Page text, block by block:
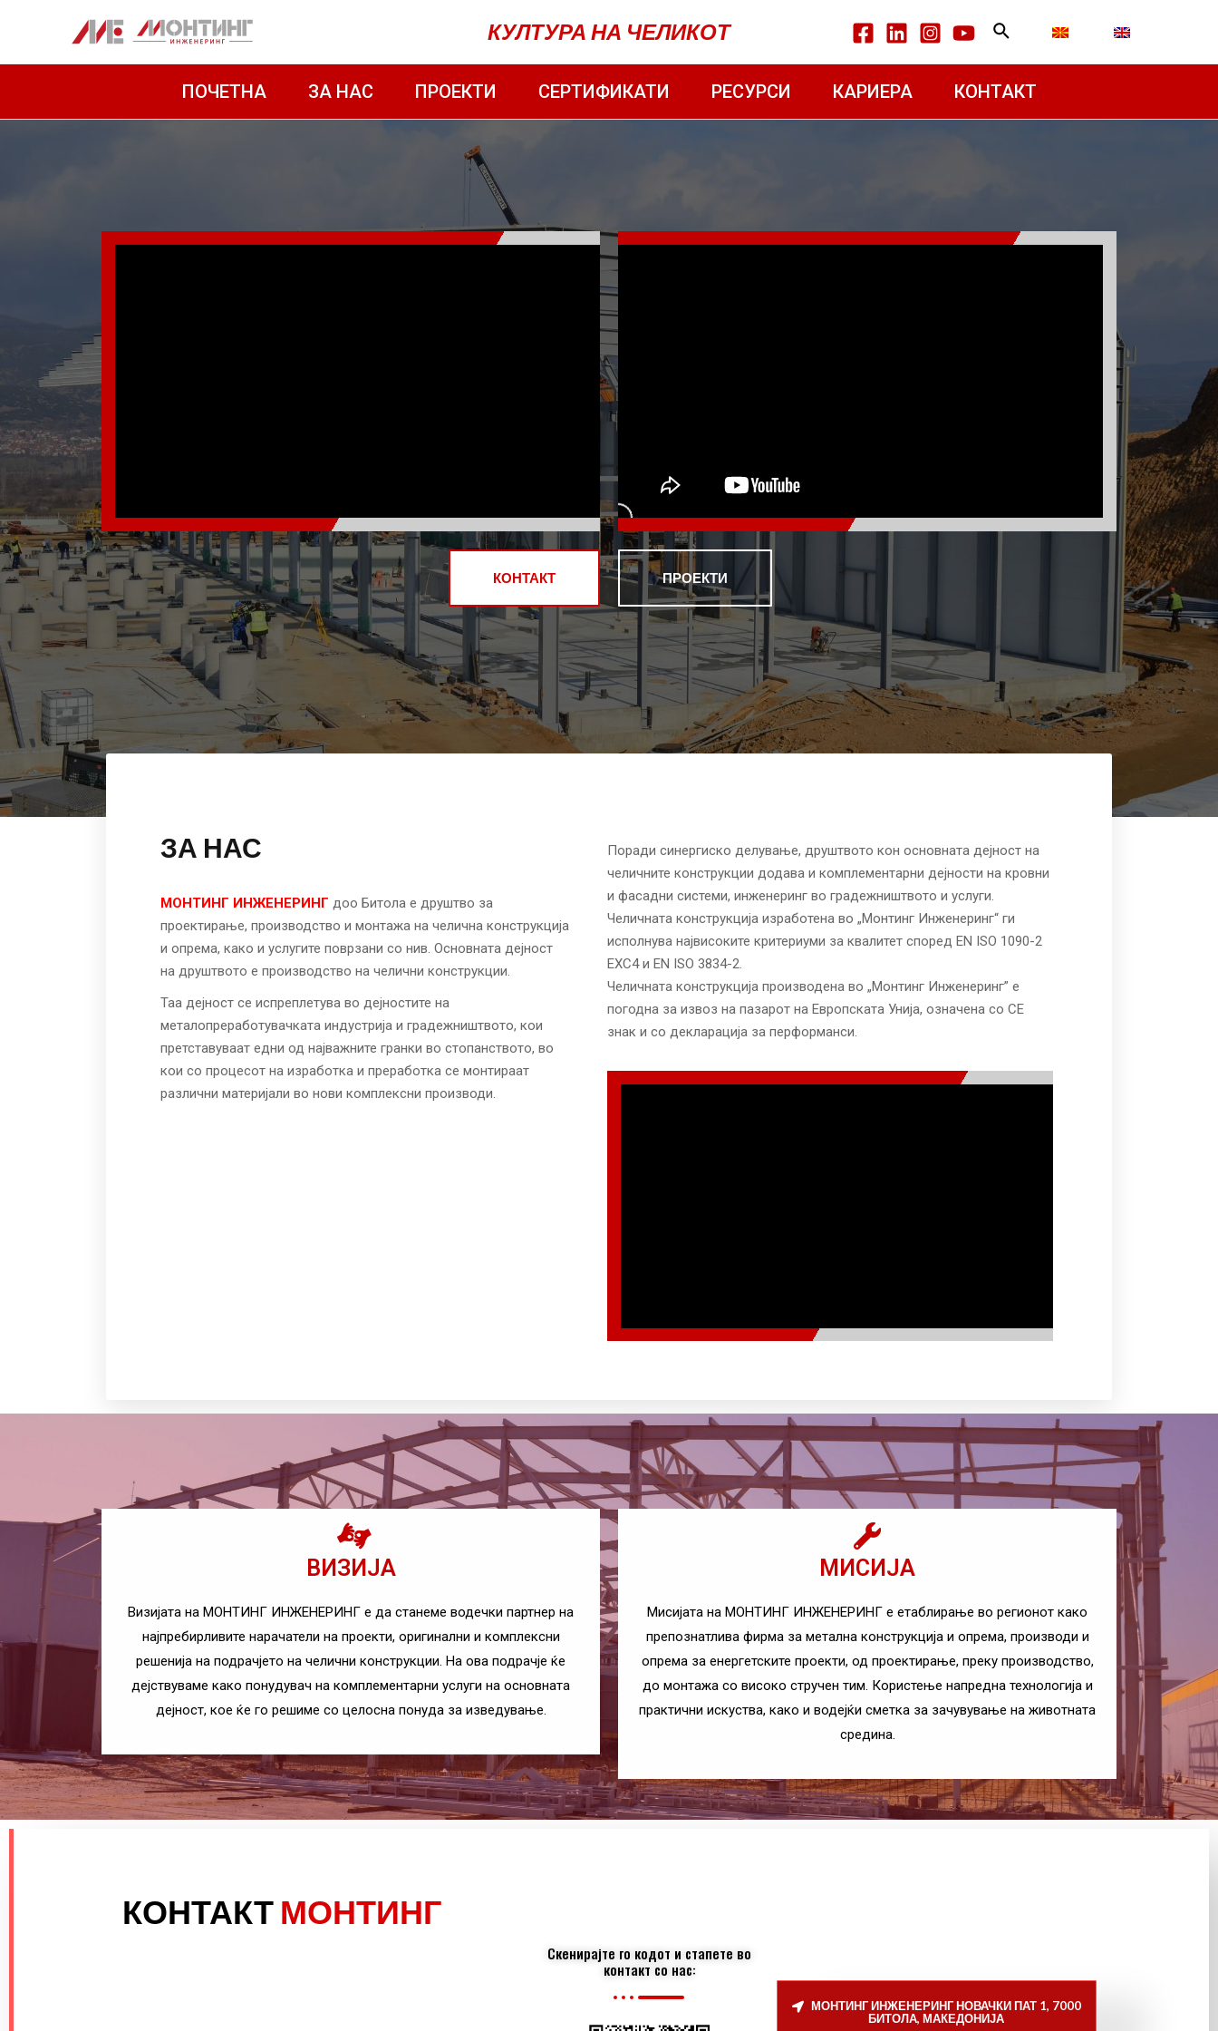
КУЛТУРА НА ЧЕЛИКОТ
ПОЧЕТНА ЗА НАС ПРОЕКТИ СЕРТИФИКАТИ РЕСУРСИ КАРИЕРА КОНТАКТ
КОНТАКТ ПРОЕКТИ
ЗА НАС
МОНТИНГ ИНЖЕНЕРИНГ доо Битола е друштво за
проектирање, производство и монтажа на челична конструкција
и опрема, како и услугите поврзани со нив. Основната дејност
на друштвото е производство на челични конструкции.
Таа дејност се испреплетува во дејностите на
металопреработувачката индустрија и градежништвото, кои
претставуваат едни од најважните гранки во стопанството, во
кои со процесот на изработка и преработка се монтираат
различни материјали во нови комплексни производи.
Поради синергиско делување, друштвото кон основната дејност на
челичните конструкции додава и комплементарни дејности на кровни
и фасадни системи, инженеринг во градежништвото и услуги.
Челичната конструкција изработена во „Монтинг Инженеринг“ ги
исполнува највисоките критериуми за квалитет според EN ISO 1090-2
EXC4 и EN ISO 3834-2.
Челичната конструкција производена во „Монтинг Инженеринг” е
погодна за извоз на пазарот на Европската Унија, означена со CE
знак и со декларација за перформанси.
ВИЗИЈА
Визијата на МОНТИНГ ИНЖЕНЕРИНГ е да станеме водечки партнер на
најпребирливите нарачатели на проекти, оригинални и комплексни
решенија на подрачјето на челични конструкции. На ова подрачје ќе
дејствуваме како понудувач на комплементарни услуги на основната
дејност, кое ќе го решиме со целосна понуда за изведување.
МИСИЈА
Мисијата на МОНТИНГ ИНЖЕНЕРИНГ е етаблирање во регионот како
препознатлива фирма за метална конструкција и опрема, производи и
опрема за енергетските проекти, од проектирање, преку производство,
до монтажа со високо стручен тим. Користење напредна технологија и
практични искуства, како и водејќи сметка за зачувување на животната
средина.
КОНТАКТ МОНТИНГ
Скенирајте го кодот и стапете во
контакт со нас:
МОНТИНГ ИНЖЕНЕРИНГ НОВАЧКИ ПАТ 1, 7000
БИТОЛА, МАКЕДОНИЈА